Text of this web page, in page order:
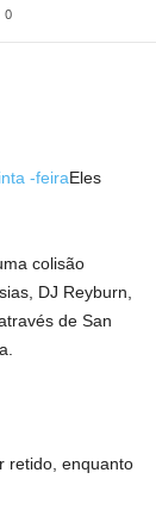
0
-feiraEles
colisão
DJ Reyburn,
de San
retido, enquanto